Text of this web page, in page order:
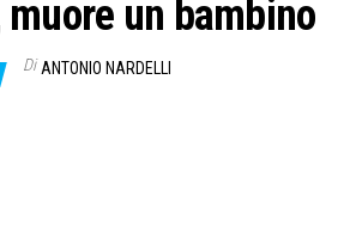
un bambino
Di ANTONIO NARDELLI